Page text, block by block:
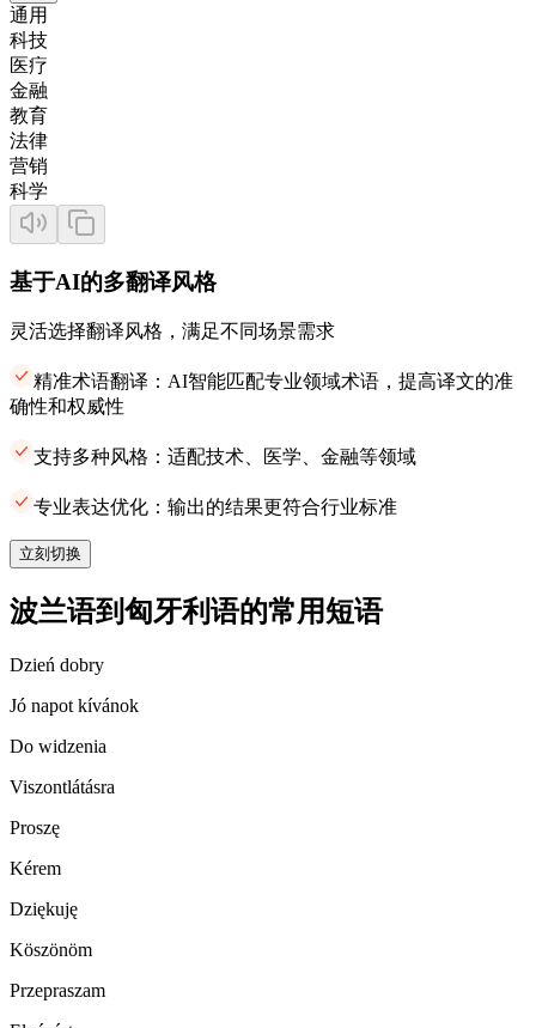
通用
科技
医疗
金融
教育
法律
营销
科学
基于AI的多翻译风格
灵活选择翻译风格，满足不同场景需求
精准术语翻译：AI智能匹配专业领域术语，提高译文的准
确性和权威性
支持多种风格：适配技术、医学、金融等领域
专业表达优化：输出的结果更符合行业标准
立刻切换
波兰语到匈牙利语的常用短语
Dzień dobry
Jó napot kívánok
Do widzenia
Viszontlátásra
Proszę
Kérem
Dziękuję
Köszönöm
Przepraszam